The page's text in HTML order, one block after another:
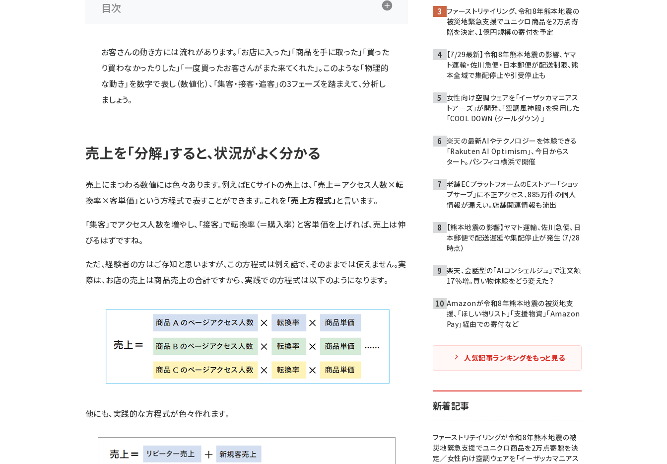
目次
お客さんの動き方には流れがあります。「お店に入った」「商品を手に取った」「買った
り買わなかったりした」「一度買ったお客さんがまた来てくれた」。このような「物理的
な動き」を数字で表し（数値化）、「集客・接客・追客」の3フェーズを踏まえて、分析し
ましょう。
売上を「分解」すると、状況がよく分かる
売上にまつわる数値には色々あります。例えばECサイトの売上は、「売上＝アクセス人数×転
換率×客単価」という方程式で表すことができます。これを「売上方程式」 と言います。
「集客」でアクセス人数を増やし、「接客」で転換率（＝購入率）と客単価を上げれば、売上は伸
びるはずですね。
ただ、経験者の方はご存知と思いますが、この方程式は例え話で、そのままでは使えません。実
際は、お店の売上は商品売上の合計ですから、実践での方程式は以下のようになります。
他にも、実践的な方程式が色々作れます。
ファーストリテイリング、令和8年熊本地震の
被災地緊急支援でユニクロ商品を2万点寄
贈を決定、1億円規模の寄付を予定
【7/29最新】令和8年熊本地震の影響、ヤマ
ト運輸・佐川急便・日本郵便が配送制限、熊
本全域で集配停止や引受停止も
女性向け空調ウェアを「イーザッカマニアス
トア―ズ」が開発、「空調風神服」を採用した
「COOL DOWN（クールダウン）」
楽天の最新AIやテクノロジーを体験できる
「Rakuten AI Optimism」、今日からス
タート。パシフィコ横浜で開催
老舗ECプラットフォームのEストアー「ショッ
プサーブ」に不正アクセス、885万件の個人
情報が漏えい。店舗関連情報も流出
【熊本地震の影響】ヤマト運輸、佐川急便、日
本郵便で配送遅延や集配停止が発生（7/28
時点）
楽天、会話型の「AIコンシェルジュ」で注文額
17％増。買い物体験をどう変えた？
Amazonが令和8年熊本地震の被災地支
援、「ほしい物リスト」「支援物資」「Amazon
Pay」経由での寄付など
人気記事ランキングをもっと見る
新着記事
ファーストリテイリングが令和8年熊本地震の被
災地緊急支援でユニクロ商品を2万点寄贈を決
定／女性向け空調ウェアを「イーザッカマニアス